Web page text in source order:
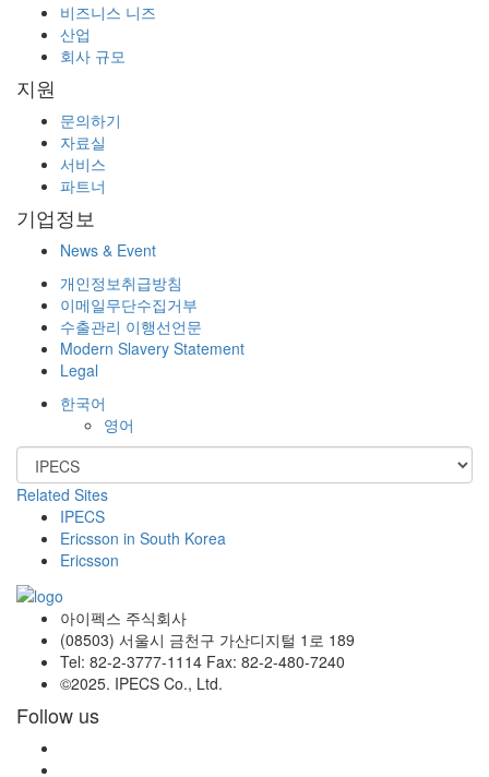
비즈니스 니즈
산업
회사 규모
지원
문의하기
자료실
서비스
파트너
기업정보
News & Event
개인정보취급방침
이메일무단수집거부
수출관리 이행선언문
Modern Slavery Statement
Legal
한국어
영어
Related Sites
IPECS
Ericsson in South Korea
Ericsson
아이펙스 주식회사
(08503) 서울시 금천구 가산디지털 1로 189
Tel: 82-2-3777-1114 Fax: 82-2-480-7240
©2025. IPECS Co., Ltd.
Follow us